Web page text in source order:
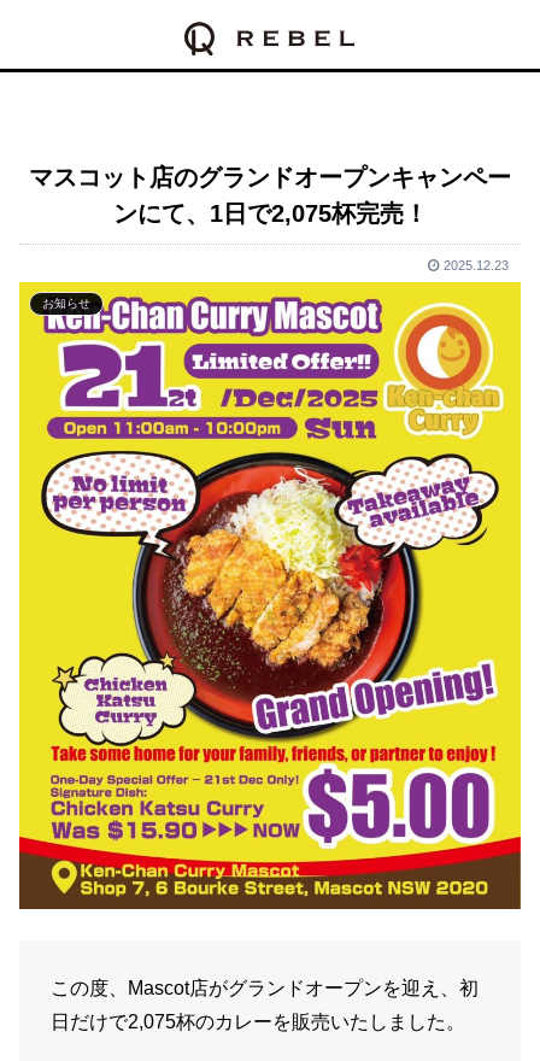
マスコット店のグランドオープンキャンペー
ンにて、1日で2,075杯完売！
2025.12.23
お知らせ
この度、Mascot店がグランドオープンを迎え、初
日だけで2,075杯のカレーを販売いたしました。